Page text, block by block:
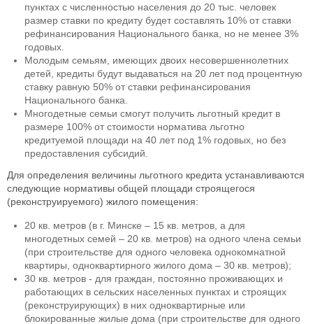
пунктах с численностью населения до 20 тыс. человек
размер ставки по кредиту будет составлять 10% от ставки
рефинансирования Национального банка, но не менее 3%
годовых.
Молодым семьям, имеющих двоих несовершеннолетних
детей, кредиты будут выдаваться на 20 лет под процентную
ставку равную 50% от ставки рефинансирования
Национального банка.
Многодетные семьи смогут получить льготный кредит в
размере 100% от стоимости норматива льготно
кредитуемой площади на 40 лет под 1% годовых, но без
предоставления субсидий.
Для определения величины льготного кредита устанавливаются
следующие нормативы общей площади строящегося
(реконструируемого) жилого помещения:
20 кв. метров (в г. Минске – 15 кв. метров, а для
многодетных семей – 20 кв. метров) на одного члена семьи
(при строительстве для одного человека однокомнатной
квартиры, одноквартирного жилого дома – 30 кв. метров);
30 кв. метров - для граждан, постоянно проживающих и
работающих в сельских населенных пунктах и строящих
(реконструирующих) в них одноквартирные или
блокированные жилые дома (при строительстве для одного